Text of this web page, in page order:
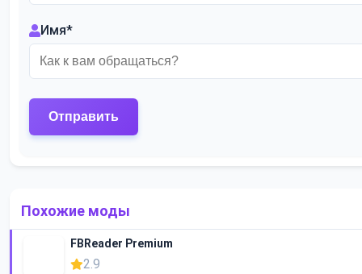
Имя*
Похожие моды
FBReader Premium
2.9